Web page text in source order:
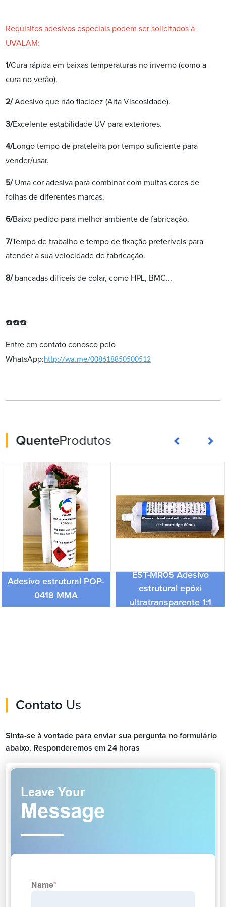
Requisitos adesivos especiais podem ser solicitados à
UVALAM:
1/Cura rápida em baixas temperaturas no inverno (como a
cura no verão).
2/Adesivo que não flacidez (Alta Viscosidade).
3/Excelente estabilidade UV para exteriores.
4/Longo tempo de prateleira por tempo suficiente para
vender/usar.
5/ Uma cor adesiva para combinar com muitas cores de
folhas de diferentes marcas.
6/Baixo pedido para melhor ambiente de fabricação.
7/Tempo de trabalho e tempo de fixação preferíveis para
atender à sua velocidade de fabricação.
8/ bancadas difíceis de colar, como HPL, BMC...
☎️☎️☎️
Entre em contato conosco pelo
WhatsApp:http://wa.me/008618850500512
QuenteProdutos
Adesivo estrutural POP-
0418 MMA
EST-MR05 Adesivo
estrutural epóxi
ultratransparente 1:1
Contato Us
Sinta-se à vontade para enviar sua pergunta no formulário
abaixo. Responderemos em 24 horas